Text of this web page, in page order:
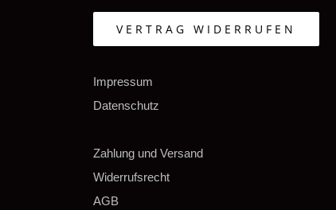
VERTRAG WIDERRUFEN
Impressum
Datenschutz
Zahlung und Versand
Widerrufsrecht
AGB